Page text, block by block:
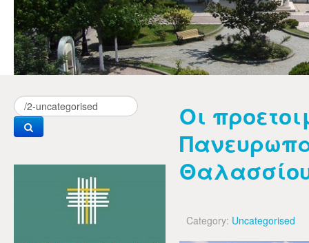
Οι
Category: Uncategorised